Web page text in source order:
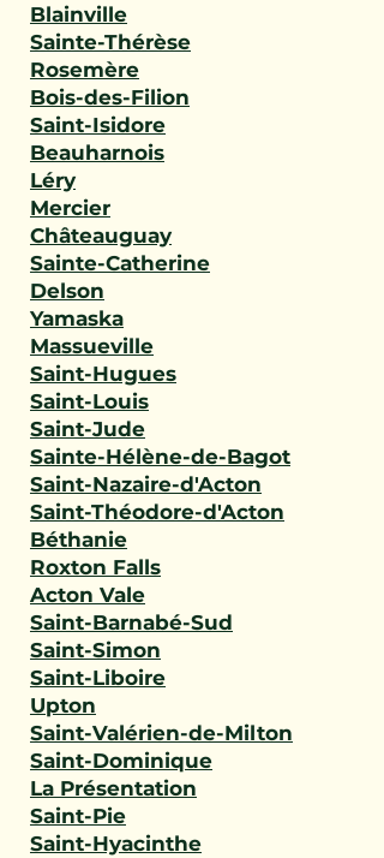
Blainville
Sainte-Thérèse
Rosemère
Bois-des-Filion
Saint-Isidore
Beauharnois
Léry
Mercier
Châteauguay
Sainte-Catherine
Delson
Yamaska
Massueville
Saint-Hugues
Saint-Louis
Saint-Jude
Sainte-Hélène-de-Bagot
Saint-Nazaire-d'Acton
Saint-Théodore-d'Acton
Béthanie
Roxton Falls
Acton Vale
Saint-Barnabé-Sud
Saint-Simon
Saint-Liboire
Upton
Saint-Valérien-de-Milton
Saint-Dominique
La Présentation
Saint-Pie
Saint-Hyacinthe